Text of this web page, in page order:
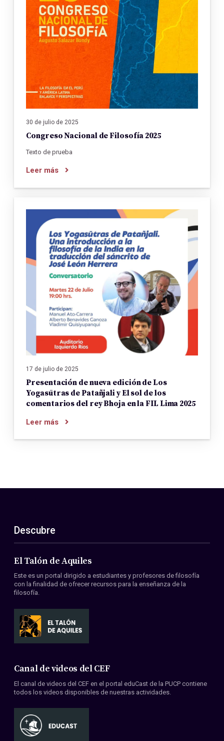
30 de julio de 2025
Congreso Nacional de Filosofía 2025
Texto de prueba
Leer más
17 de julio de 2025
Presentación de nueva edición de Los
Yogasūtras de Patañjali y El sol de los
comentarios del rey Bhoja en la FIL Lima 2025
Leer más
Descubre
El Talón de Aquiles
Este es un portal dirigido a estudiantes y profesores de filosofía
con la finalidad de ofrecer recursos para la enseñanza de la
filosofía.
Canal de videos del CEF
El canal de videos del CEF en el portal eduCast de la PUCP contiene
todos los videos disponibles de nuestras actividades.